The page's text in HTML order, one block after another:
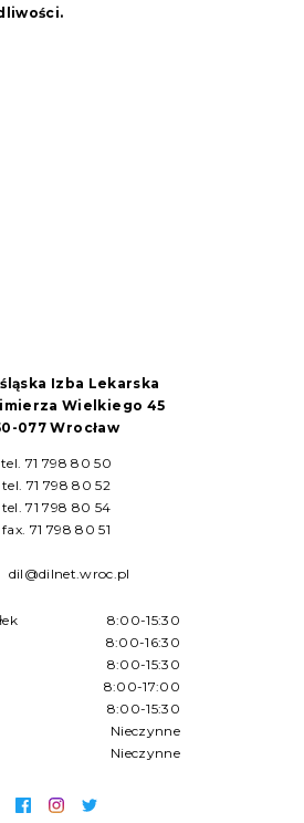
Izba Lekarska
Wielkiego 45
077 Wrocław
tel. 71 798 80 50
tel. 71 798 80 52
tel. 71 798 80 54
fax. 71 798 80 51
dil@dilnet.wroc.pl
8:00-15:30
8:00-16:30
8:00-15:30
8:00-17:00
8:00-15:30
Nieczynne
Nieczynne